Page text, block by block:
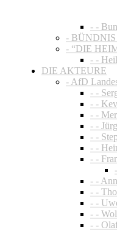
- -
-
- “DIE
- -
DIE AKTEURE
- AfD
- -
- -
- -
- -
- -
- -
- -
- -
- -
- -
- -
- -